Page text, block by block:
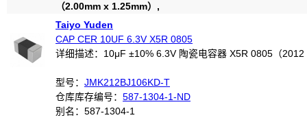
（2.00mm x 1.25mm）,
Taiyo Yuden
CAP CER 10UF 6.3V X5R 0805
详细描述：10μF ±10% 6.3V 陶瓷电容器 X5R 0805（2012
型号： JMK212BJ106KD-T
仓库库存编号： 587-1304-1-ND
别名：587-1304-1